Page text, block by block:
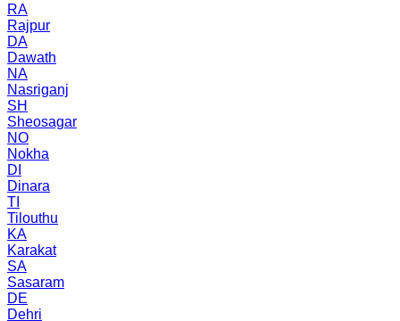
RA
Rajpur
DA
Dawath
NA
Nasriganj
SH
Sheosagar
NO
Nokha
DI
Dinara
TI
Tilouthu
KA
Karakat
SA
Sasaram
DE
Dehri